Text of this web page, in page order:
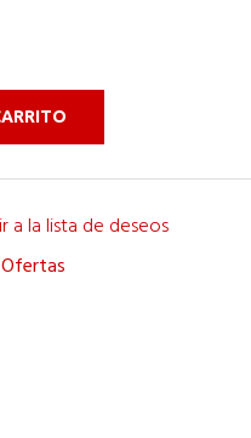
a la lista de deseos
Ofertas